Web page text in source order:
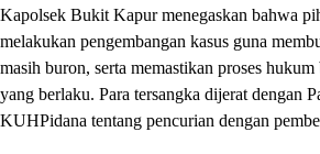
Kapolsek Bukit Kapur menegaskan bahwa
melakukan pengembangan kasus guna
masih buron, serta memastikan proses
yang berlaku. Para tersangka dijerat dengan
KUHPidana tentang pencurian dengan